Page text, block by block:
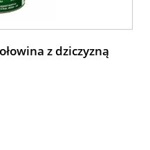
z dziczyzną